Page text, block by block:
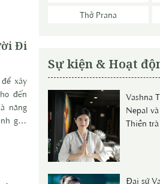
năng
Đi
xây
đến
năng
giới
Thở Prana
Sự kiện & Hoạt
Vashna
Nepal
Thiền
Đại sứ